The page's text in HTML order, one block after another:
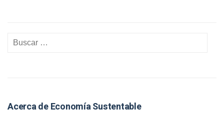
Acerca de Economía Sustentable